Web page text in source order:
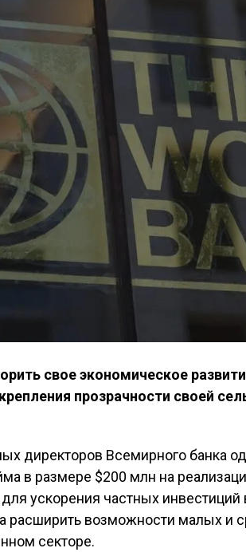
свое экономическое
прозрачности своей
директоров Всемирного банка
в размере $200 млн на
ускорения частных инвестиций
расширить возможности малых и
секторе.